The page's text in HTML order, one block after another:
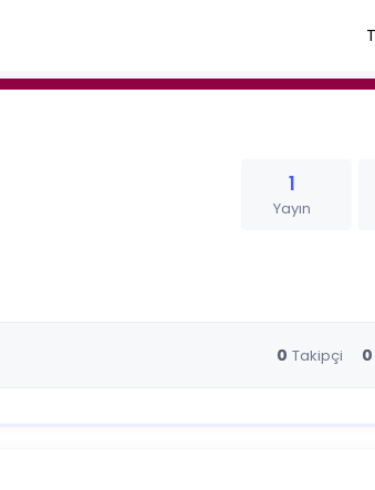
1
Yayın
0 Takipçi 0